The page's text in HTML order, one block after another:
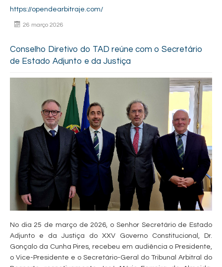
https://opendearbitraje.com/
26 março 2026
Conselho Diretivo do TAD reúne com o Secretário
de Estado Adjunto e da Justiça
No dia 25 de março de 2026, o Senhor Secretário de Estado
Adjunto e da Justiça do XXV Governo Constitucional, Dr.
Gonçalo da Cunha Pires, recebeu em audiência o Presidente,
o Vice-Presidente e o Secretário-Geral do Tribunal Arbitral do